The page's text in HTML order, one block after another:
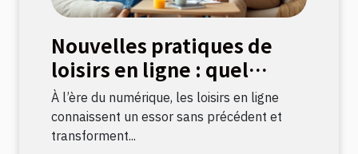
Nouvelles pratiques de
loisirs en ligne : quel
impact sur la culture
française ?
À l’ère du numérique, les loisirs en ligne
connaissent un essor sans précédent et
transforment...